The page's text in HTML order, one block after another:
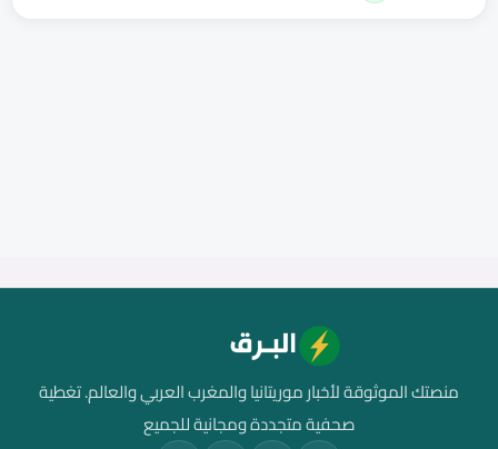
منصتك الموثوقة لأخبار موريتانيا والمغرب العربي والعالم. تغطية
صحفية متجددة ومجانية للجميع